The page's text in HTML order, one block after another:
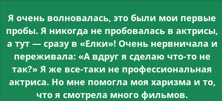
Я очень волновалась, это были мои первые
пробы. Я никогда не пробовалась в актрисы,
а тут — сразу в «Елки»! Очень нервничала и
переживала: «А вдруг я сделаю что-то не
так?» Я же все-таки не профессиональная
актриса. Но мне помогла моя харизма и то,
что я смотрела много фильмов.